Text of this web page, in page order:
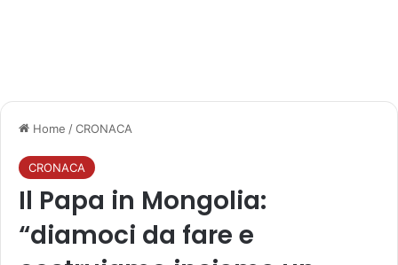
Home /CRONACA
CRONACA
Il Papa in Mongolia:
“diamoci da fare e